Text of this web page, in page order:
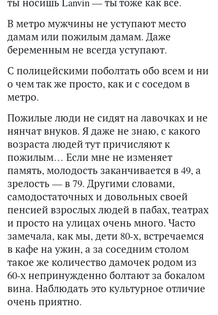
В метро мужчины не уступают место
дамам или пожилым дамам. Даже
беременным не всегда уступают.
С полицейскими поболтать обо всем и ни
о чем так же просто, как и с соседом в
метро.
Пожилые люди не сидят на лавочках и не
нянчат внуков. Я даже не знаю, с какого
возраста людей тут причисляют к
пожилым… Если мне не изменяет
память, молодость заканчивается в 49, а
зрелость — в 79. Другими словами,
самодостаточных и довольных своей
пенсией взрослых людей в пабах, театрах
и просто на улицах очень много. Часто
замечала, как мы, дети 80-х, встречаемся
в кафе на ужин, а за соседним столом
такое же количество дамочек родом из
60-х непринужденно болтают за бокалом
вина. Наблюдать это культурное отличие
очень приятно.